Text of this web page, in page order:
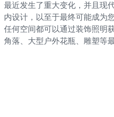
最近发生了重大变化，并且现
内设计，以至于最终可能成为
任何空间都可以通过装饰照明
角落、大型户外花瓶、雕塑等